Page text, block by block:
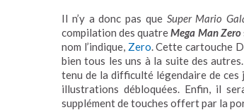
Il n’y a donc pas que Super Mario
compilation des quatreMega Man Zero
nom l’indique, Zero . Cette cartouche
bien tous les uns à la suite des
tenu de la difficulté légendaire de ces
illustrations débloquées. Enfin, il
supplément de touches offert par la